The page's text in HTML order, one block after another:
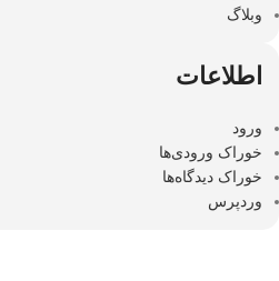
وبلاگ
اطلاعات
ورود
خوراک ورودی‌ها
خوراک دیدگاه‌ها
وردپرس